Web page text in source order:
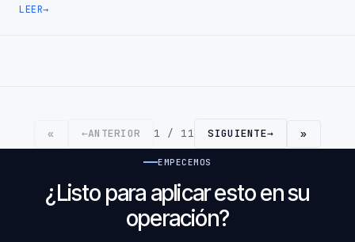
LEER→
« ←ANTERIOR 1 / 11 SIGUIENTE→ »
EMPECEMOS
¿Listo para aplicar esto en su
operación?